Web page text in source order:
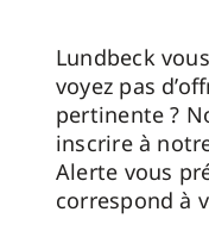
Lundbeck
voyez pas
pertinente ?
inscrire à
Alerte vous
correspond à